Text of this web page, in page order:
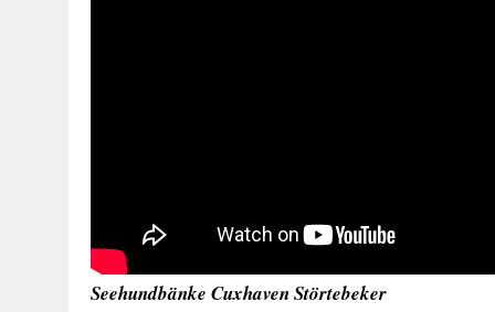
Seehundbänke Cuxhaven Störtebeker